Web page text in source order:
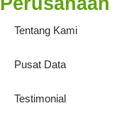
Tentang Kami
Pusat Data
Testimonial